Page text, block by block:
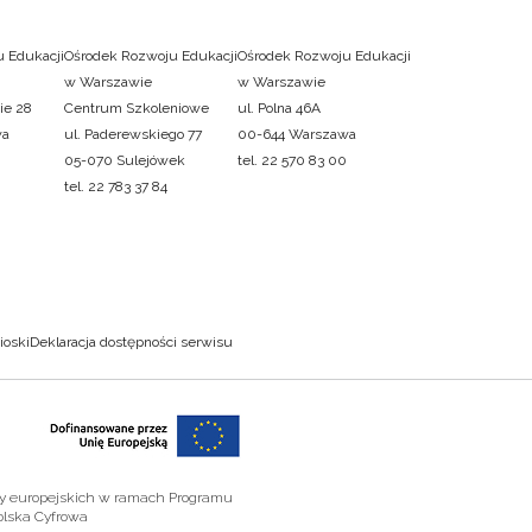
Edukacji
28
Ośrodek Rozwoju Edukacji
w Warszawie
Centrum Szkoleniowe
ul. Paderewskiego 77
05-070 Sulejówek
tel. 22 783 37 84
Ośrodek Rozwoju Edukacji
w Warszawie
ul. Polna 46A
00-644 Warszawa
tel. 22 570 83 00
Deklaracja dostępności serwisu
europejskich w ramach Programu
Cyfrowa